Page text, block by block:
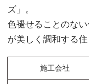
ズ」。
色褪せることのな
が美しく調和する住
施工会社